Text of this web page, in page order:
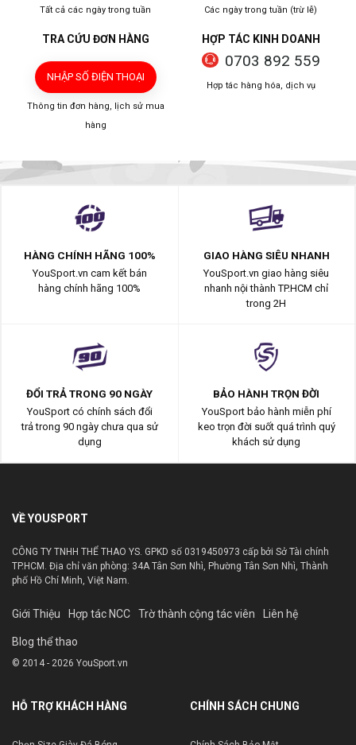
Tất cả các ngày trong tuần Các ngày trong tuần (trừ lễ)
TRA CỨU ĐƠN HÀNG
NHẬP SỐ ĐIỆN THOẠI
Thông tin đơn hàng, lịch sử mua
hàng
HỢP TÁC KINH DOANH
0703 892 559
Hợp tác hàng hóa, dịch vụ
HÀNG CHÍNH HÃNG 100%
YouSport.vn cam kết bán
hàng chính hãng 100%
GIAO HÀNG SIÊU NHANH
YouSport.vn giao hàng siêu
nhanh nội thành TP.HCM chỉ
trong 2H
ĐỔI TRẢ TRONG 90 NGÀY
YouSport có chính sách đổi
trả trong 90 ngày chưa qua sử
dụng
BẢO HÀNH TRỌN ĐỜI
YouSport bảo hành miễn phí
keo trọn đời suốt quá trình quý
khách sử dụng
VỀ YOUSPORT
CÔNG TY TNHH THỂ THAO YS. GPKD số 0319450973 cấp bởi Sở Tài chính
TP.HCM. Địa chỉ văn phòng: 34A Tân Sơn Nhì, Phường Tân Sơn Nhì, Thành
phố Hồ Chí Minh, Việt Nam.
Giới Thiệu Hợp tác NCC Trờ thành cộng tác viên Liên hệ
Blog thể thao
© 2014 - 2026 YouSport.vn
HỖ TRỢ KHÁCH HÀNG CHÍNH SÁCH CHUNG